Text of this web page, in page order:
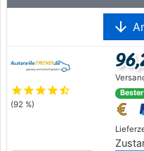
arrow_downward
starstarstarstarstar_half
(92 %)